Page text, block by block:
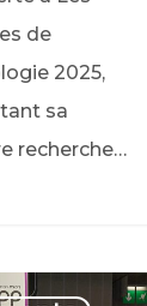
de
2025,
sa
recherche…